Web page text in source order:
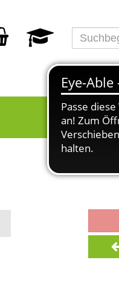
Programm